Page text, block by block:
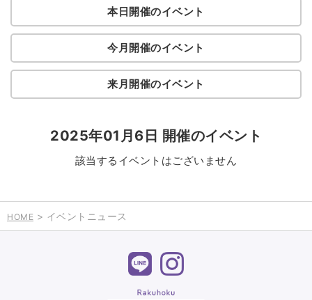
本日開催のイベント
今月開催のイベント
来月開催のイベント
2025年01月6日 開催のイベント
該当するイベントはございません
HOME > イベントニュース